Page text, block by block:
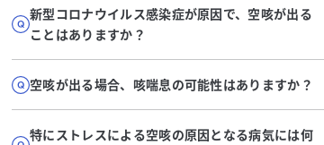
新型コロナウイルス感染症が原因で、空咳が出る
ことはありますか？
空咳が出る場合、咳喘息の可能性はありますか？
特にストレスによる空咳の原因となる病気には何